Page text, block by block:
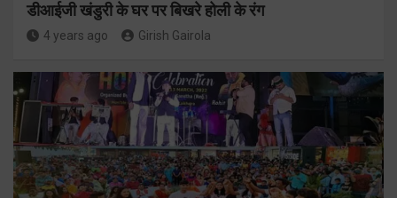
डीआईजी खंडुरी के घर पर बिखरे होली के रंग
4 years ago Girish Gairola